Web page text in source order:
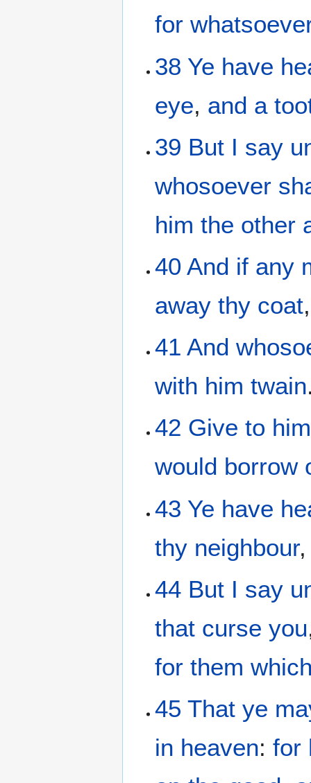
for
38 Ye have
eye, and a
39 But I say
whosoever
him the other
40 And if any
away thy coat
41 And
with him twain
42 Give to
would borrow
43 Ye have
thy neighbour
44 But I say
that curse you
for them
45 That ye
in heaven:for